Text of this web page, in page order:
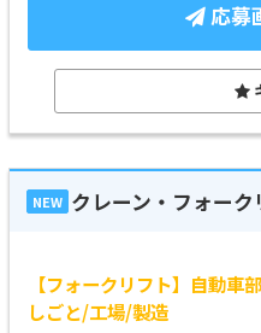
応募
NEW クレーン・フォー
【フォークリフト】自動車
しごと/工場/製造